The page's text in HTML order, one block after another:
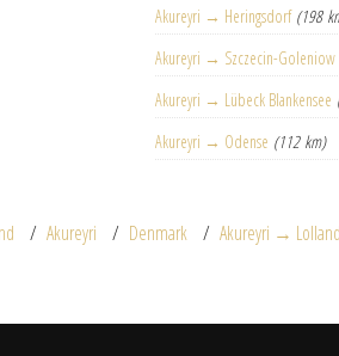
Akureyri → Heringsdorf (198
Akureyri → Szczecin-
Akureyri → Lübeck Blankensee
Akureyri → Odense (112 km)
Akureyri Denmark Akureyri →